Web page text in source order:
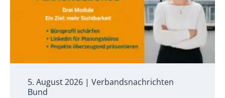
5. August 2026 | Verbandsnachrichten
Bund